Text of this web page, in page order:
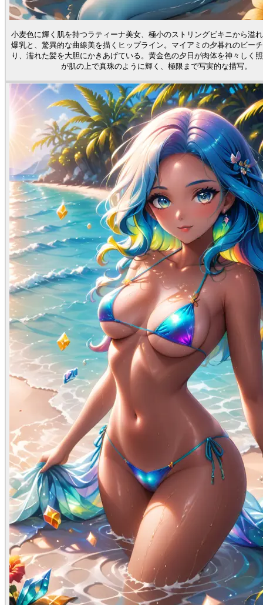
小麦色に輝く肌を持つラティーナ美女、極小のストリングビキニから溢
爆乳と、驚異的な曲線美を描くヒップライン。マイアミの夕暮れのビー
り、濡れた髪を大胆にかきあげている。黄金色の夕日が肉体を神々しく
が肌の上で真珠のように輝く、極限まで写実的な描写。